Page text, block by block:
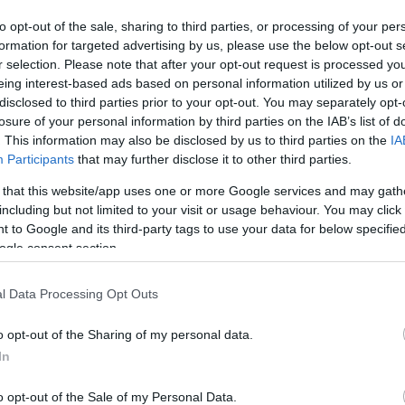
opt-out of the sale, sharing to third parties, or processing of your
for targeted advertising by us, please use the below opt-out
selection. Please note that after your opt-out request is processed
interest-based ads based on personal information utilized by us
to third parties prior to your opt-out. You may separately
of your personal information by third parties on the IAB’s list of
This information may also be disclosed by us to third parties on the
Participants that may further disclose it to other third parties.
that this website/app uses one or more Google services and may
but not limited to your visit or usage behaviour. You may
to Google and its third-party tags to use your data for below
consent section.
Data Processing Opt Outs
opt-out of the Sharing of my personal data.
opt-out of the Sale of my Personal Data.
a törést a balesete
is kérdéses a
és egy mély vágás is keletkezett azon a
első futamán elszenvedett balesete
Nicolò Bulegát is még egyszer meg fogják
hogy rajthoz állhatnak-e a hétvége további